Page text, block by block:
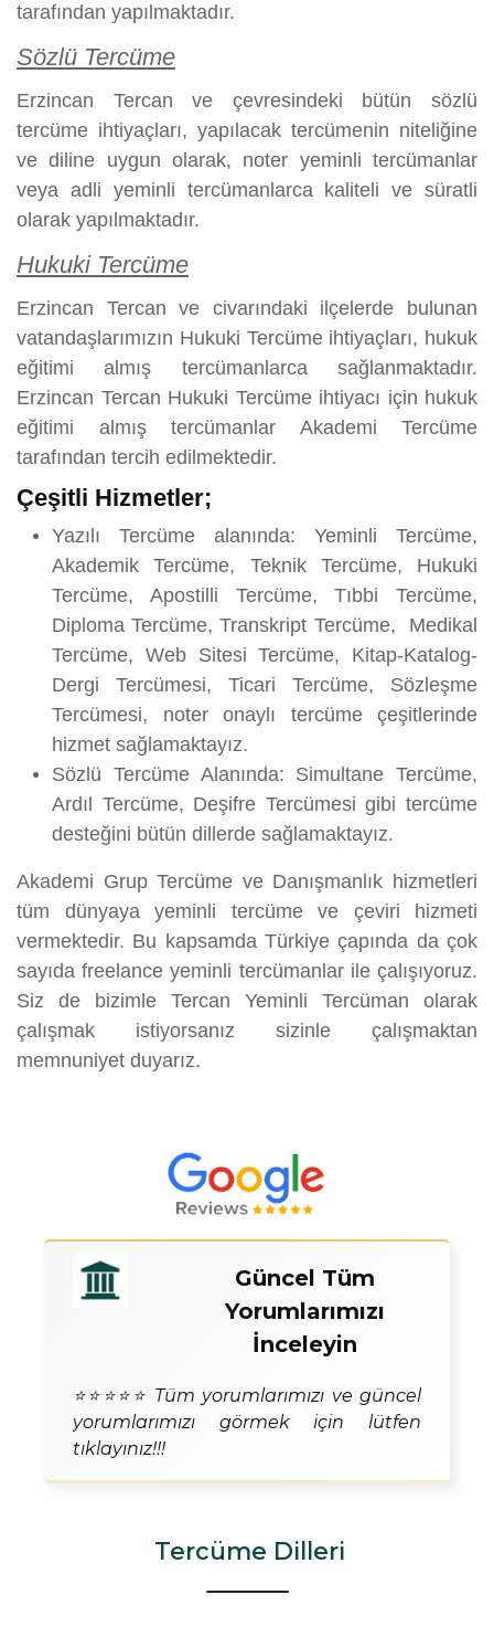
tarafından yapılmaktadır.
Sözlü Tercüme
Erzincan Tercan ve çevresindeki bütün sözlü
tercüme ihtiyaçları, yapılacak tercümenin niteliğine
ve diline uygun olarak, noter yeminli tercümanlar
veya adli yeminli tercümanlarca kaliteli ve süratli
olarak yapılmaktadır.
Hukuki Tercüme
Erzincan Tercan ve civarındaki ilçelerde bulunan
vatandaşlarımızın Hukuki Tercüme ihtiyaçları, hukuk
eğitimi almış tercümanlarca sağlanmaktadır.
Erzincan Tercan Hukuki Tercüme ihtiyacı için hukuk
eğitimi almış tercümanlar Akademi Tercüme
tarafından tercih edilmektedir.
Çeşitli Hizmetler;
Yazılı Tercüme alanında: Yeminli Tercüme,
Akademik Tercüme, Teknik Tercüme, Hukuki
Tercüme, Apostilli Tercüme, Tıbbi Tercüme,
Diploma Tercüme, Transkript Tercüme, Medikal
Tercüme, Web Sitesi Tercüme, Kitap-Katalog-
Dergi Tercümesi, Ticari Tercüme, Sözleşme
Tercümesi, noter onaylı tercüme çeşitlerinde
hizmet sağlamaktayız.
Sözlü Tercüme Alanında: Simultane Tercüme,
Ardıl Tercüme, Deşifre Tercümesi gibi tercüme
desteğini bütün dillerde sağlamaktayız.
Akademi Grup Tercüme ve Danışmanlık hizmetleri
tüm dünyaya yeminli tercüme ve çeviri hizmeti
vermektedir. Bu kapsamda Türkiye çapında da çok
sayıda freelance yeminli tercümanlar ile çalışıyoruz.
Siz de bizimle Tercan Yeminli Tercüman olarak
çalışmak istiyorsanız sizinle çalışmaktan
memnuniyet duyarız.
Güncel Tüm
Yorumlarımızı
İnceleyin
⭐⭐⭐⭐⭐ Tüm yorumlarımızı ve güncel
yorumlarımızı görmek için lütfen
tıklayınız!!!
Tercüme Dilleri